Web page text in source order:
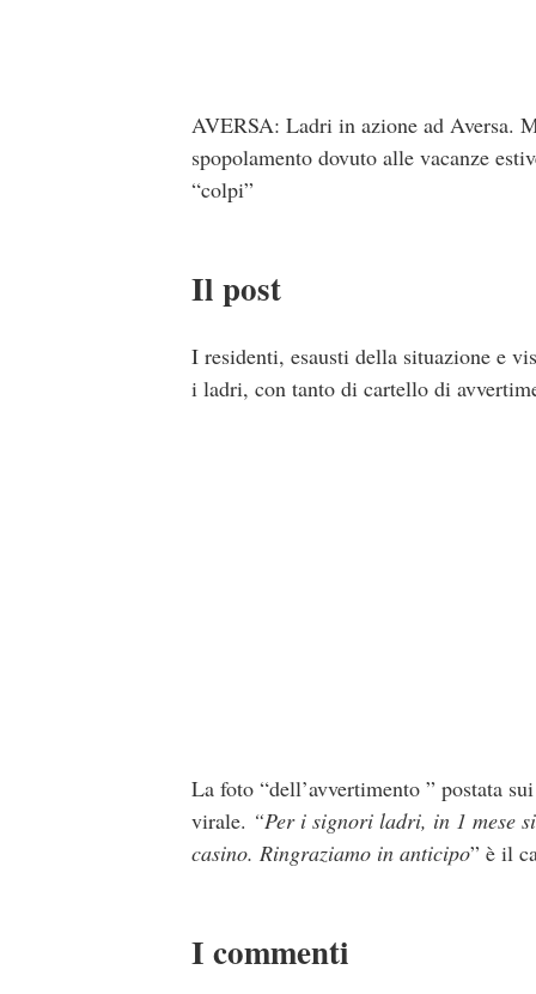
AVERSA: Ladri in azione ad Aversa.
spopolamento dovuto alle vacanze
“colpi”
Il post
I residenti, esausti della situazione e
i ladri, con tanto di cartello di
La foto “dell’avvertimento ” postata
virale. “Per i signori ladri, in 1 mese
casino. Ringraziamo in anticipo” è il
I commenti